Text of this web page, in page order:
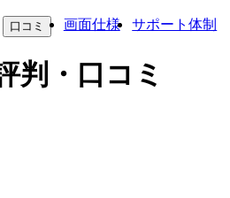
口コミ 画面仕様 サポート体制
判・口コミ